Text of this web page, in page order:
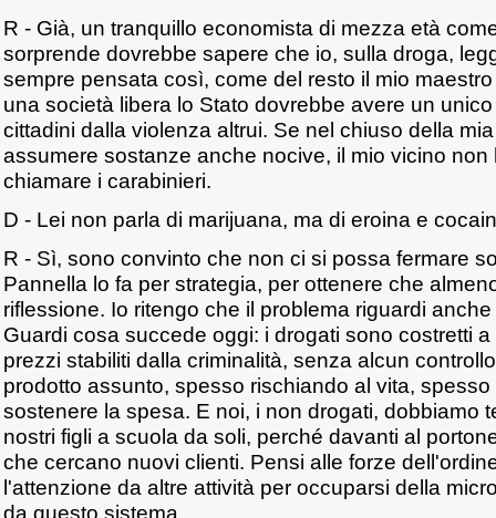
R - Già, un tranquillo economista di mezza età
sorprende dovrebbe sapere che io, sulla droga,
sempre pensata così, come del resto il mio
una società libera lo Stato dovrebbe avere un
cittadini dalla violenza altrui. Se nel chiuso della
assumere sostanze anche nocive, il mio vicino non
chiamare i carabinieri.
D - Lei non parla di marijuana, ma di eroina e
R - Sì, sono convinto che non ci si possa fermare
Pannella lo fa per strategia, per ottenere che
riflessione. Io ritengo che il problema riguardi
Guardi cosa succede oggi: i drogati sono costretti
prezzi stabiliti dalla criminalità, senza alcun
prodotto assunto, spesso rischiando al vita,
sostenere la spesa. E noi, i non drogati, dobbiamo
nostri figli a scuola da soli, perché davanti al
che cercano nuovi clienti. Pensi alle forze
l'attenzione da altre attività per occuparsi della
da questo sistema.